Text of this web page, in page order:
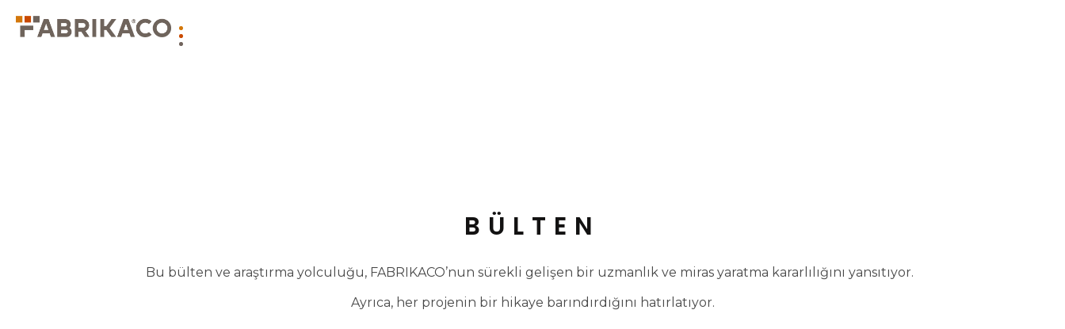
BÜLTEN
Bu bülten ve araştırma yolculuğu, FABRIKACO’nun sürekli gelişen bir uzmanlık ve miras yaratma kararlılığını yansıtıyor.
Ayrıca, her projenin bir hikaye barındırdığını hatırlatıyor.